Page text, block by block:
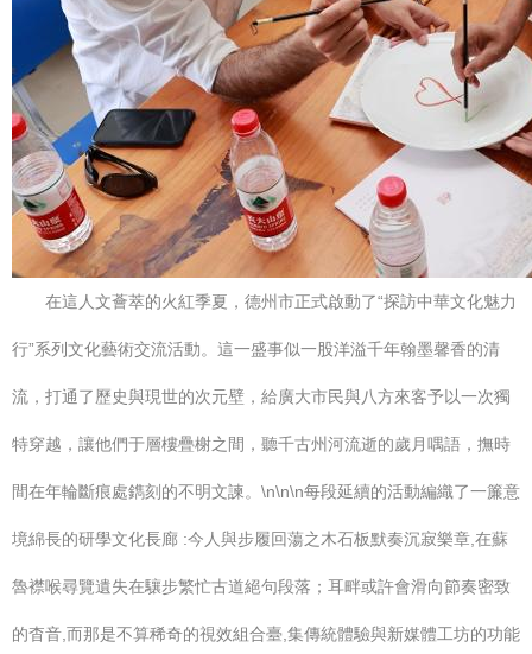
在這人文薈萃的火紅季夏，德州市正式啟動了“探訪中華文化魅力
行”系列文化藝術交流活動。這一盛事似一股洋溢千年翰墨馨香的清
流，打通了歷史與現世的次元壁，給廣大市民與八方來客予以一次獨
特穿越，讓他們于層樓疊榭之間，聽千古州河流逝的歲月喁語，撫時
間在年輪斷痕處鐫刻的不明文諫。\n\n\n每段延續的活動編織了一簾意
境綿長的研學文化長廊 :今人與步履回蕩之木石板默奏沉寂樂章,在蘇
魯襟喉尋覽遺失在驤步繁忙古道絕句段落；耳畔或許會滑向節奏密致
的杳音,而那是不算稀奇的視效組合臺,集傳統體驗與新媒體工坊的功能